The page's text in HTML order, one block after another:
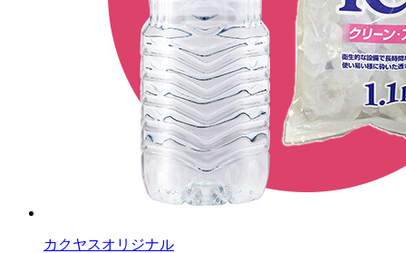
カクヤスオリジナル